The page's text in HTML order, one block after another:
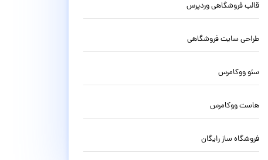
قالب فروشگاهی وردپرس
طراحی سایت فروشگاهی
سئو ووکامرس
هاست ووکامرس
فروشگاه ساز رایگان